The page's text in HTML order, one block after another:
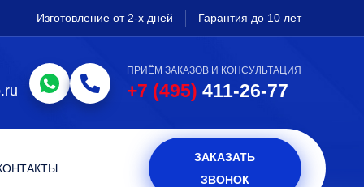
Изготовление от 2-х дней Гарантия до 10 лет
ПРИЁМ ЗАКАЗОВ И КОНСУЛЬТАЦИЯ
+7 (495) 411-26-77
ЗАКАЗАТЬ
ЗВОНОК